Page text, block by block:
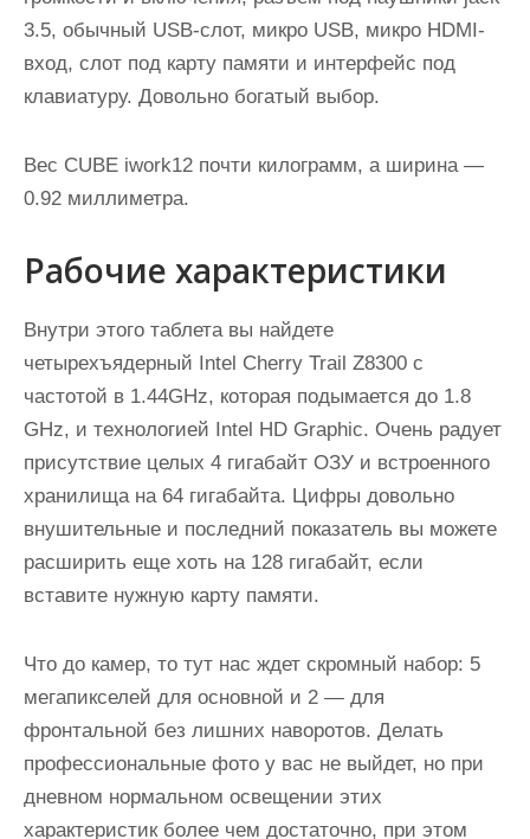
3.5, обычный USB-слот, микро USB, микро HDMI-
вход, слот под карту памяти и интерфейс под
клавиатуру. Довольно богатый выбор.
Вес CUBE iwork12 почти килограмм, а ширина —
0.92 миллиметра.
Рабочие характеристики
Внутри этого таблета вы найдете
четырехъядерный Intel Cherry Trail Z8300 c
частотой в 1.44GHz, которая подымается до 1.8
GHz, и технологией Intel HD Graphic. Очень радует
присутствие целых 4 гигабайт ОЗУ и встроенного
хранилища на 64 гигабайта. Цифры довольно
внушительные и последний показатель вы можете
расширить еще хоть на 128 гигабайт, если
вставите нужную карту памяти.
Что до камер, то тут нас ждет скромный набор: 5
мегапикселей для основной и 2 — для
фронтальной без лишних наворотов. Делать
професcиональные фото у вас не выйдет, но при
дневном нормальном освещении этих
характеристик более чем достаточно, при этом